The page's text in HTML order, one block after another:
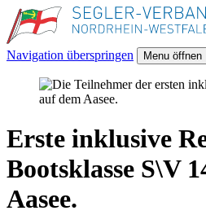
Navigation überspringen Menu öffnen
Erste inklusive
Bootsklasse S\V
Aasee.